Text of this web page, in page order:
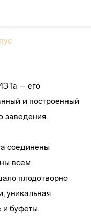
– его
и построенный
заведения.
соединены
всем
плодотворно
уникальная
и буфеты.